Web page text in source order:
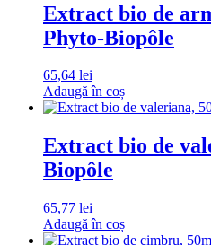
Extract bio de
Phyto-Biopôle
65,64 lei
Adaugă în coș
Extract bio de
Biopôle
65,77 lei
Adaugă în coș